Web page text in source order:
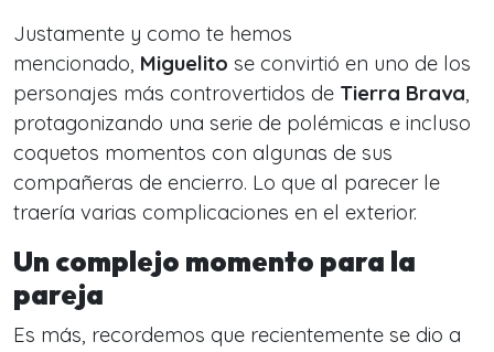
Justamente y como te hemos
mencionado, Miguelito se convirtió en uno de los
personajes más controvertidos de Tierra Brava,
protagonizando una serie de polémicas e incluso
coquetos momentos con algunas de sus
compañeras de encierro. Lo que al parecer le
traería varias complicaciones en el exterior.
Un complejo momento para la
pareja
Es más, recordemos que recientemente se dio a